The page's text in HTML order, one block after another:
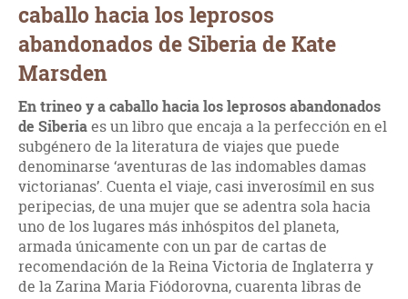
caballo hacia los leprosos
abandonados de Siberia de Kate
Marsden
En trineo y a caballo hacia los leprosos abandonados
de Siberiaes un libro que encaja a la perfección en el
subgénero de la literatura de viajes que puede
denominarse ‘aventuras de las indomables damas
victorianas’. Cuenta el viaje, casi inverosímil en sus
peripecias, de una mujer que se adentra sola hacia
uno de los lugares más inhóspitos del planeta,
armada únicamente con un par de cartas de
recomendación de la Reina Victoria de Inglaterra y
de la Zarina Maria Fiódorovna, cuarenta libras de